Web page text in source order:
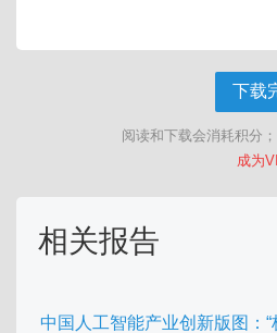
下载
阅读和下载会消耗积分
成为
相关报告
中国人工智能产业创新版图：“